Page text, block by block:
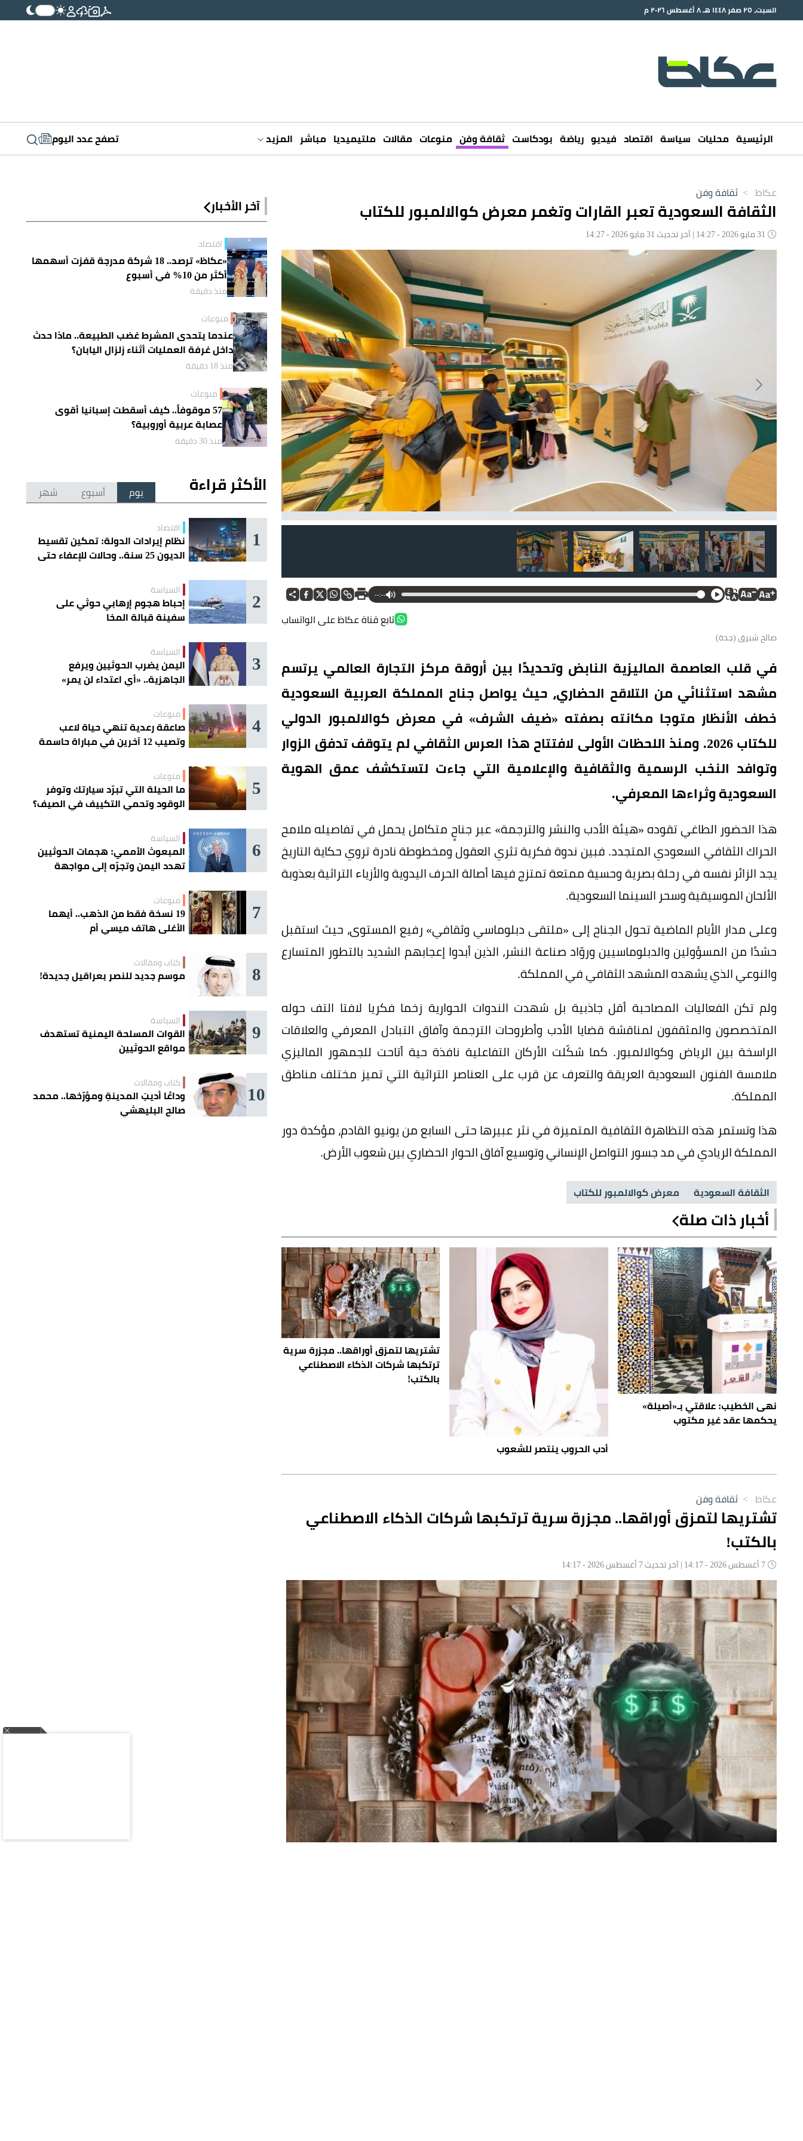
السبت، ٢٥ صفر ١٤٤٨ هـ ٨ أغسطس ٢٠٢٦ م
الرئيسية محليات سياسة اقتصاد فيديو رياضة بودكاست ثقافة وفن منوعات مقالات ملتيميديا مباشر المزيد تصفح عدد اليوم
عكاظ > ثقافة وفن
الثقافة السعودية تعبر القارات وتغمر معرض كوالالمبور للكتاب
--:--
تابع قناة عكاظ على الواتساب
صالح شبرق (جدة)
في قلب العاصمة الماليزية النابض وتحديدًا بين أروقة مركز التجارة العالمي يرتسم
مشهد استثنائي من التلاقح الحضاري، حيث يواصل جناح المملكة العربية السعودية
خطف الأنظار متوجا مكانته بصفته «ضيف الشرف» في معرض كوالالمبور الدولي
للكتاب 2026. ومنذ اللحظات الأولى لافتتاح هذا العرس الثقافي لم يتوقف تدفق الزوار
وتوافد النخب الرسمية والثقافية والإعلامية التي جاءت لتستكشف عمق الهوية
السعودية وثراءها المعرفي.
هذا الحضور الطاغي تقوده «هيئة الأدب والنشر والترجمة» عبر جناحٍ متكامل يحمل في تفاصيله ملامح
الحراك الثقافي السعودي المتجدد. فبين ندوة فكرية تثري العقول ومخطوطة نادرة تروي حكاية التاريخ
يجد الزائر نفسه في رحلة بصرية وحسية ممتعة تمتزج فيها أصالة الحرف اليدوية والأزياء التراثية بعذوبة
الألحان الموسيقية وسحر السينما السعودية.
وعلى مدار الأيام الماضية تحول الجناح إلى «ملتقى دبلوماسي وثقافي» رفيع المستوى، حيث استقبل
حشدًا من المسؤولين والدبلوماسيين وروّاد صناعة النشر، الذين أبدوا إعجابهم الشديد بالتطور المتسارع
والنوعي الذي يشهده المشهد الثقافي في المملكة.
ولم تكن الفعاليات المصاحبة أقل جاذبية بل شهدت الندوات الحوارية زخما فكريا لافتا التف حوله
المتخصصون والمثقفون لمناقشة قضايا الأدب وأطروحات الترجمة وآفاق التبادل المعرفي والعلاقات
الراسخة بين الرياض وكوالالمبور. كما شكّلت الأركان التفاعلية نافذة حية أتاحت للجمهور الماليزي
ملامسة الفنون السعودية العريقة والتعرف عن قرب على العناصر التراثية التي تميز مختلف مناطق
المملكة.
هذا وتستمر هذه التظاهرة الثقافية المتميزة في نثر عبيرها حتى السابع من يونيو القادم، مؤكدة دور
المملكة الريادي في مد جسور التواصل الإنساني وتوسيع آفاق الحوار الحضاري بين شعوب الأرض.
الثقافة السعودية معرض كوالالمبور للكتاب
أخبار ذات صلة
نهى الخطيب: علاقتي بـ«أصيلة»
يحكمها عقد غير مكتوب
أدب الحروب ينتصر للشعوب
تشتريها لتمزق أوراقها.. مجزرة سرية
ترتكبها شركات الذكاء الاصطناعي
بالكتب!
آخر الأخبار
اقتصاد
«عكاظ» ترصد.. 18 شركة مدرجة قفزت أسهمها
أكثر من 10% في أسبوع
منذ دقيقة
منوعات
عندما يتحدى المشرط غضب الطبيعة.. ماذا حدث
داخل غرفة العمليات أثناء زلزال اليابان؟
منذ 18 دقيقة
منوعات
57 موقوفاً.. كيف أسقطت إسبانيا أقوى
عصابة عربية أوروبية؟
منذ 30 دقيقة
الأكثر قراءة يوم أسبوع شهر
1 اقتصاد
نظام إيرادات الدولة: تمكين تقسيط
الديون 25 سنة.. وحالات للإعفاء حتى
2 السياسة
إحباط هجوم إرهابي حوثي على
سفينة قبالة المخا
3 السياسة
اليمن يضرب الحوثيين ويرفع
الجاهزية.. «أي اعتداء لن يمر»
4 منوعات
صاعقة رعدية تنهي حياة لاعب
وتصيب 12 آخرين في مباراة حاسمة
5 منوعات
ما الحيلة التي تبرّد سيارتك وتوفر
الوقود وتحمي التكييف في الصيف؟
6 السياسة
المبعوث الأممي: هجمات الحوثيين
تهدد اليمن وتجرّه إلى مواجهة
7 منوعات
19 نسخة فقط من الذهب.. أيهما
الأغلى هاتف ميسي أم
8 كتاب ومقالات
موسم جديد للنصر بعراقيل جديدة!
9 السياسة
القوات المسلحة اليمنية تستهدف
مواقع الحوثيين
10 كتاب ومقالات
وداعًا أديبَ المدينةِ ومؤرّخها.. محمد
صالح البليهشي
عكاظ > ثقافة وفن
تشتريها لتمزق أوراقها.. مجزرة سرية ترتكبها شركات الذكاء الاصطناعي
بالكتب!